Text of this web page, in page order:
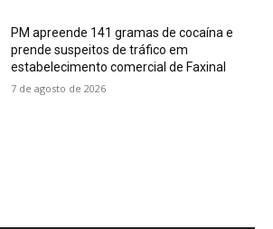
PM apreende 141 gramas de cocaína e
prende suspeitos de tráfico em
estabelecimento comercial de Faxinal
7 de agosto de 2026